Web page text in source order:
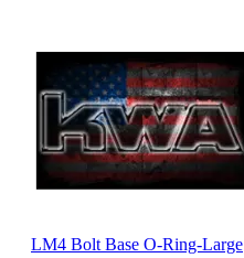
LM4 Bolt Base O-Ring-Large